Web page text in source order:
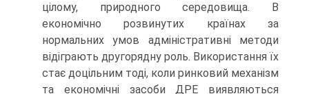
цілому, природного середовища. В
економічно розвинутих країнах за
нормальних умов адміністративні методи
відіграють другорядну роль. Використання їх
стає доцільним тоді, коли ринковий механізм
та економічні засоби ДРЕ виявляються